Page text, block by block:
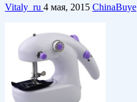
Vitaly_ru 4 мая, 2015 ChinaBuye